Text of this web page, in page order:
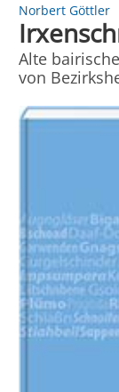
Norbert Göttler
Alte
von